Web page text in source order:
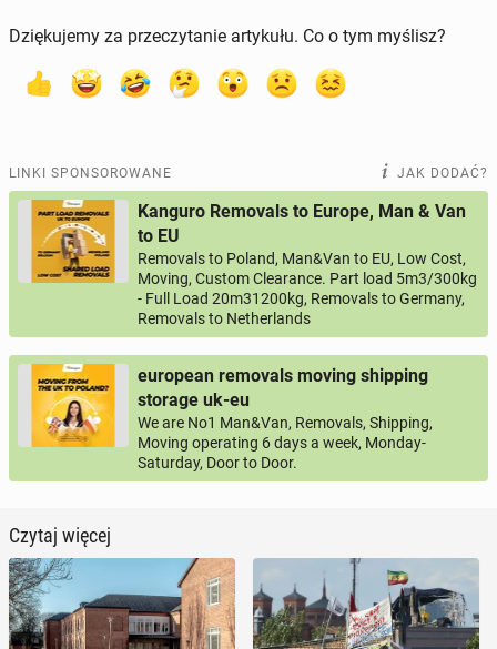
Dziękujemy za przeczytanie artykułu. Co o tym myślisz?
LINKI SPONSOROWANE JAK DODAĆ?
Kanguro Removals to Europe, Man & Van
to EU
Removals to Poland, Man&Van to EU, Low Cost,
Moving, Custom Clearance. Part load 5m3/300kg
- Full Load 20m31200kg, Removals to Germany,
Removals to Netherlands
european removals moving shipping
storage uk-eu
We are No1 Man&Van, Removals, Shipping,
Moving operating 6 days a week, Monday-
Saturday, Door to Door.
Czytaj więcej